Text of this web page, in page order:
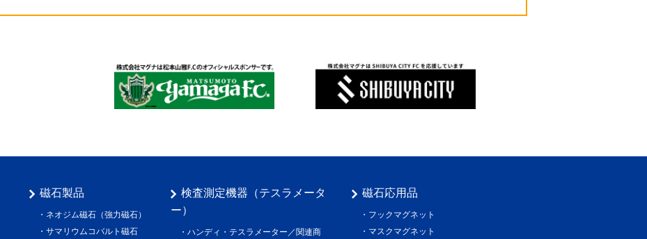
磁石製品
ネオジム磁石（強力磁石）
サマリウムコバルト磁石
検査測定機器（テスラメータ
ー）
ハンディ・テスラメーター／関連商
磁石応用品
フックマグネット
マスクマグネット